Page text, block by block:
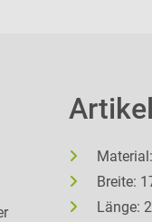
Breite:
Länge: